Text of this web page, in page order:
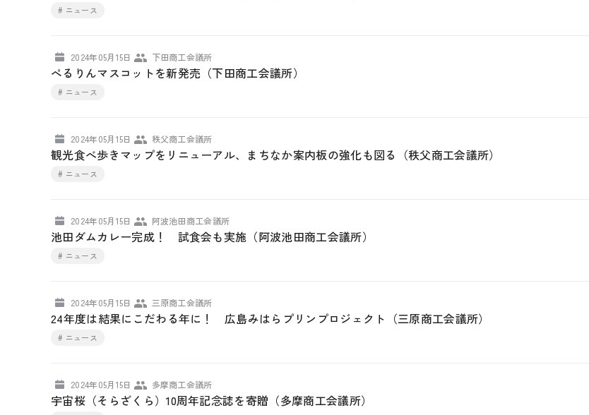
# ニュース
2024年05月15日 下田商工会議所
ぺるりんマスコットを新発売（下田商工会議所）
# ニュース
2024年05月15日 秩父商工会議所
観光食べ歩きマップをリニューアル、まちなか案内板の強化も図る（秩父商工会議所）
# ニュース
2024年05月15日 阿波池田商工会議所
池田ダムカレー完成！ 試食会も実施（阿波池田商工会議所）
# ニュース
2024年05月15日 三原商工会議所
24年度は結果にこだわる年に！ 広島みはらプリンプロジェクト（三原商工会議所）
# ニュース
2024年05月15日 多摩商工会議所
宇宙桜（そらざくら）10周年記念誌を寄贈（多摩商工会議所）